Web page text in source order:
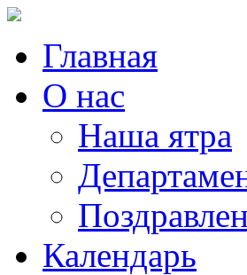
Главная
О нас
Наша ятра
Календарь